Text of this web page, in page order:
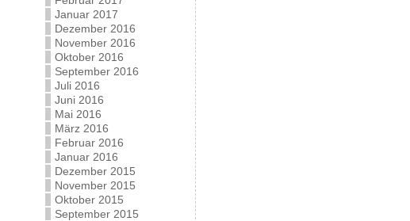
Januar 2017
Dezember 2016
November 2016
Oktober 2016
September 2016
Juli 2016
Juni 2016
Mai 2016
März 2016
Februar 2016
Januar 2016
Dezember 2015
November 2015
Oktober 2015
September 2015